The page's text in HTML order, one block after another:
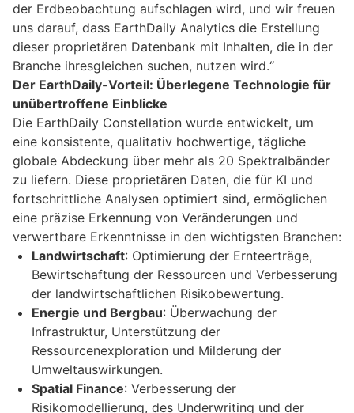
der Erdbeobachtung aufschlagen wird, und wir freuen
uns darauf, dass EarthDaily Analytics die Erstellung
dieser proprietären Datenbank mit Inhalten, die in der
Branche ihresgleichen suchen, nutzen wird.“
Der EarthDaily-Vorteil: Überlegene Technologie für
unübertroffene Einblicke
Die EarthDaily Constellation wurde entwickelt, um
eine konsistente, qualitativ hochwertige, tägliche
globale Abdeckung über mehr als 20 Spektralbänder
zu liefern. Diese proprietären Daten, die für KI und
fortschrittliche Analysen optimiert sind, ermöglichen
eine präzise Erkennung von Veränderungen und
verwertbare Erkenntnisse in den wichtigsten Branchen:
Landwirtschaft: Optimierung der Ernteerträge,
Bewirtschaftung der Ressourcen und Verbesserung
der landwirtschaftlichen Risikobewertung.
Energie und Bergbau: Überwachung der
Infrastruktur, Unterstützung der
Ressourcenexploration und Milderung der
Umweltauswirkungen.
Spatial Finance: Verbesserung der
Risikomodellierung, des Underwriting und der